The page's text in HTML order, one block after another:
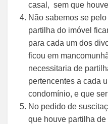
casal, sem que
Não sabemos se
partilha do imóvel
para cada um dos
ficou em
necessitaria de
pertencentes a cada
condomínio, e que
No pedido de
que houve partilha